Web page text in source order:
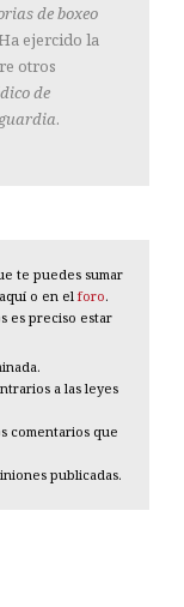
de boxeo
ejercido la
otros
de
.
te puedes sumar
o en el foro.
es preciso estar
a las leyes
comentarios que
publicadas.